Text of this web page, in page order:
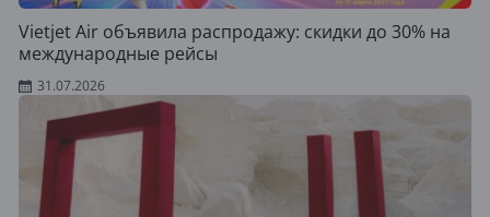
Vietjet Air объявила распродажу: скидки до 30% на
международные рейсы
31.07.2026